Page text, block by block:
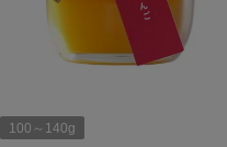
100～140g